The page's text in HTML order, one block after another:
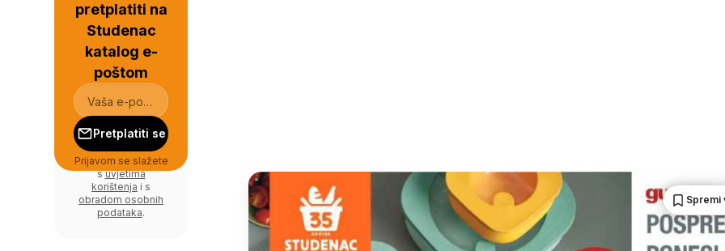
Spremi
pretplatiti na
Studenac
katalog e-
poštom
Pretplatiti se
Prijavom se slažete
suvjetima
korištenja i s
obradom osobnih
podataka.